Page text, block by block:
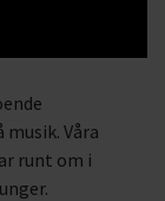
Våra
runt om i